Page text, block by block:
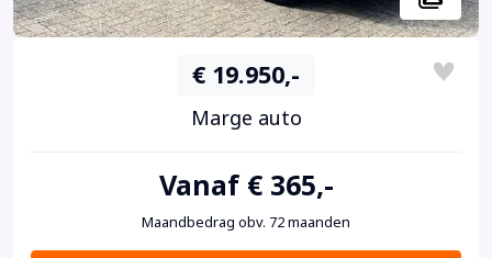
€ 19.950,-
Marge auto
Vanaf € 365,-
Maandbedrag obv. 72 maanden